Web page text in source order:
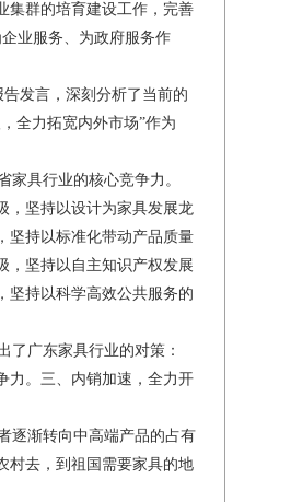
集群的培育建设工作，完善
业服务、为政府服务作
发言，深刻分析了当前的
全力拓宽内外市场”作为
具行业的核心竞争力。
，坚持以设计为家具发展龙
坚持以标准化带动产品质量
，坚持以自主知识产权发展
坚持以科学高效公共服务的
广东家具行业的对策：
力。三、内销加速，全力开
逐渐转向中高端产品的占有
村去，到祖国需要家具的地